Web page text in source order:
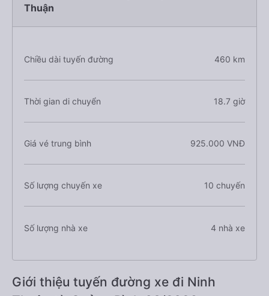
Thuận
Chiều dài tuyến đường 460 km
Thời gian di chuyển 18.7 giờ
Giá vé trung bình 925.000 VNĐ
Số lượng chuyến xe 10 chuyến
Số lượng nhà xe 4 nhà xe
Giới thiệu tuyến đường xe đi Ninh